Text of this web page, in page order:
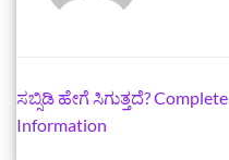
ಸಬ್ಸಿಡಿ ಹೇಗೆ ಸಿಗುತ್ತದೆ? Complete
Information